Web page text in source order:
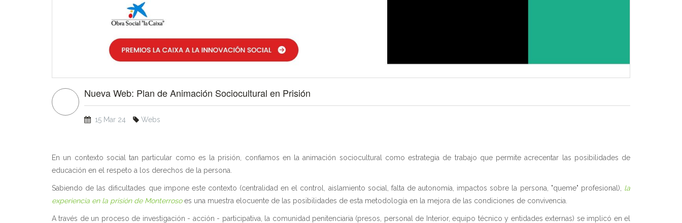
Nueva Web: Plan de Animación Sociocultural en Prisión
15 Mar 24 Webs
En un contexto social tan particular como es la prisión, confiamos en la animación sociocultural como estrategia de trabajo que permite acrecentar las posibilidades de
educación en el respeto a los derechos de la persona.
Sabiendo de las dificultades que impone este contexto (centralidad en el control, aislamiento social, falta de autonomía, impactos sobre la persona, "queme" profesional), la
experiencia en la prisión de Monterrosoes una muestra elocuente de las posibilidades de esta metodología en la mejora de las condiciones de convivencia.
A través de un proceso de investigación - acción - participativa, la comunidad penitenciaria (presos, personal de Interior, equipo técnico y entidades externas) se implicó en el